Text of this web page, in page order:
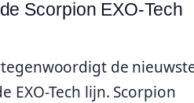
Scorpion EXO-Tech
de
EXO-Tech lijn. Scorpion